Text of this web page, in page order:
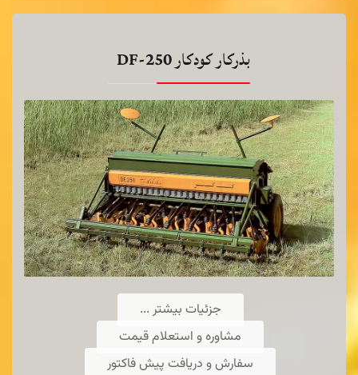
چیزل پنج شاخه
توضیحات.
بذرکار کودکار DF-250
جزئیات بیشتر ...
مشاوره و استعلام قیمت
سفارش و دریافت پیش فاکتور